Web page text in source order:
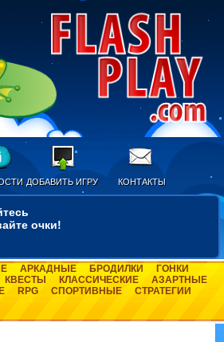
ДОБАВИТЬ ИГРУ КОНТАКТЫ
очки!
АРКАДНЫЕ БРОДИЛКИ
ГОНКИ
КВЕСТЫ КЛАССИЧЕСКИЕ
АЗАРТНЫЕ
RPG СПОРТИВНЫЕ
СТРАТЕГИИ